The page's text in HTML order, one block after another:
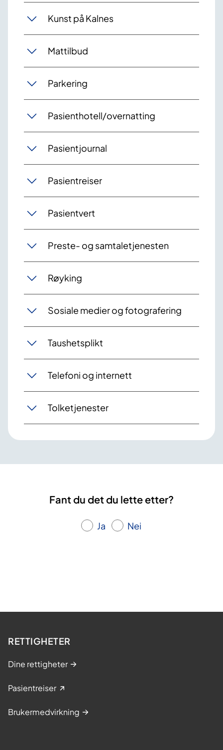
Kunst på Kalnes
Mattilbud
Parkering
Pasienthotell/overnatting
Pasientjournal
Pasientreiser
Pasientvert
Preste- og samtaletjenesten
Røyking
Sosiale medier og fotografering
Taushetsplikt
Telefoni og internett
Tolketjenester
Fant du det du lette etter?
Ja Nei
RETTIGHETER
Dine rettigheter
Pasientreiser
Brukermedvirkning